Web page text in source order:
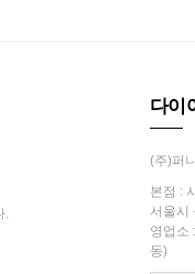
.
다이
(주)퍼
본점 :
서울시
영업소
동)